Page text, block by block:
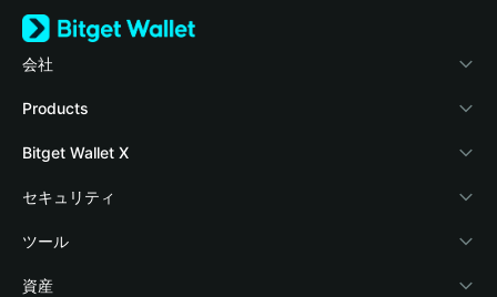
会社
Bitget Walletについて
ブログ
アカデミー
暗号資産ニュース
Help Center
Products
Crypto Card
Stablecoin Earn
Payfi Crypto
Crypto Swap API
Bitget Wallet X
デベロッパー
ウォレットを接続
Bitget Wallet Pay
セキュリティ
保護基金
セキュリティ技術
ツール
暗号資産を購入
資産